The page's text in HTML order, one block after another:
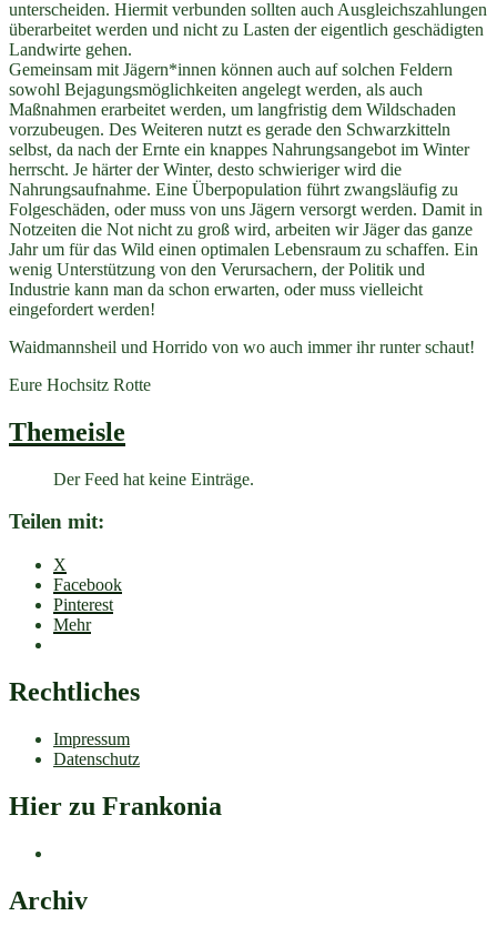
unterscheiden. Hiermit verbunden sollten auch Ausgleichszahlungen
überarbeitet werden und nicht zu Lasten der eigentlich geschädigten
Landwirte gehen.
Gemeinsam mit Jägern*innen können auch auf solchen Feldern
sowohl Bejagungsmöglichkeiten angelegt werden, als auch
Maßnahmen erarbeitet werden, um langfristig dem Wildschaden
vorzubeugen. Des Weiteren nutzt es gerade den Schwarzkitteln
selbst, da nach der Ernte ein knappes Nahrungsangebot im Winter
herrscht. Je härter der Winter, desto schwieriger wird die
Nahrungsaufnahme. Eine Überpopulation führt zwangsläufig zu
Folgeschäden, oder muss von uns Jägern versorgt werden. Damit in
Notzeiten die Not nicht zu groß wird, arbeiten wir Jäger das ganze
Jahr um für das Wild einen optimalen Lebensraum zu schaffen. Ein
wenig Unterstützung von den Verursachern, der Politik und
Industrie kann man da schon erwarten, oder muss vielleicht
eingefordert werden!
Waidmannsheil und Horrido von wo auch immer ihr runter schaut!
Eure Hochsitz Rotte
Themeisle
Der Feed hat keine Einträge.
Teilen mit:
X
Facebook
Pinterest
Mehr
Rechtliches
Impressum
Datenschutz
Hier zu Frankonia
Archiv